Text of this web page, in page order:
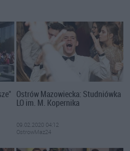
Ostrów Mazowiecka: Studniówka
LO im. M. Kopernika
09.02.2020 04:12
OstrowMaz24